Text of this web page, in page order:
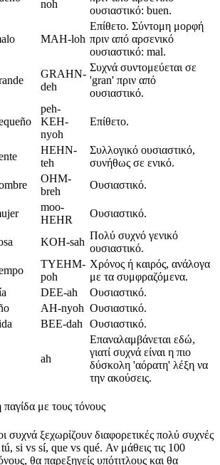
noh
ουσιαστικό: buen.
MAH-loh
Επίθετο. Σύντομη μορφή
πριν από αρσενικό
ουσιαστικό: mal.
GRAHN-
deh
Συχνά συντομεύεται σε
'gran' πριν από
ουσιαστικό.
peh-
KEH-
nyoh
Επίθετο.
HEHN-
teh
Συλλογικό ουσιαστικό,
συνήθως σε ενικό.
OHM-
breh
Ουσιαστικό.
moo-
HEHR
Ουσιαστικό.
KOH-sah
Πολύ συχνό γενικό
ουσιαστικό.
TYEHM-
poh
Χρόνος ή καιρός, ανάλογα
με τα συμφραζόμενα.
DEE-ah
Ουσιαστικό.
AH-nyoh Ουσιαστικό.
BEE-dah Ουσιαστικό.
ah
Επαναλαμβάνεται εδώ,
γιατί συχνά είναι η πιο
δύσκολη 'αόρατη' λέξη να
την ακούσεις.
με τους τόνους
συχνά ξεχωρίζουν διαφορετικές πολύ συχνές
si vs sí, que vs qué. Αν μάθεις τις 100
θα παρεξηγείς υπότιτλους και θα